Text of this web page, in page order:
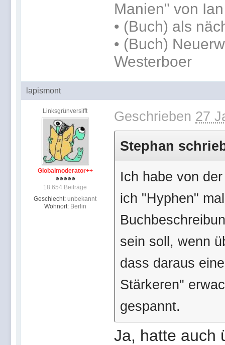
Manien" von
• (Buch) als
• (Buch)
Westerboer
lapismont
Linksgrünversifft
Globalmoderator++
18.654 Beiträge
Geschlecht: unbekannt
Wohnort: Berlin
Geschrieben 27
Stephan
Ich habe von
ich "Hyphen"
sein soll, wenn
dass daraus
Stärkeren"
gespannt.
Ja, hatte auch